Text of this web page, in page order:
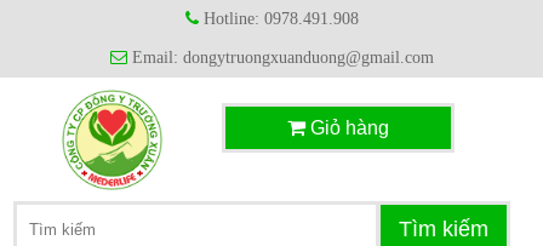
Hotline: 0978.491.908
Email: dongytruongxuanduong@gmail.com
Giỏ hàng